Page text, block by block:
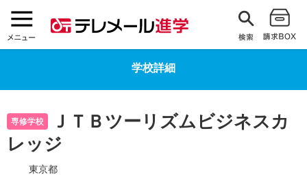
学校詳細
専修学校
ＪＴＢツーリズムビジネスカ
レッジ
東京都